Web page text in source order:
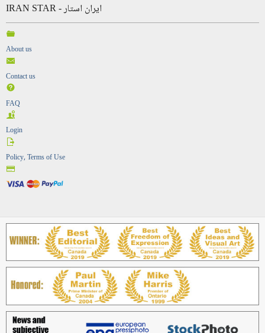
IRAN STAR - ایران استار
About us
Contact us
FAQ
Login
Policy, Terms of Use